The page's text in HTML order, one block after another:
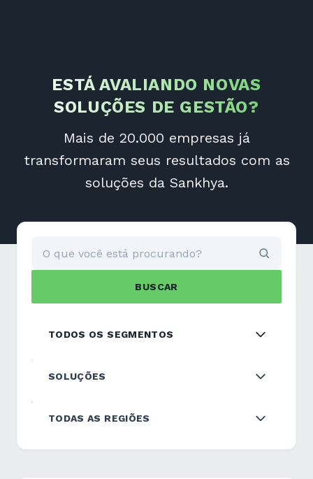
ESTÁ AVALIANDO NOVAS
SOLUÇÕES DE GESTÃO?
Mais de 20.000 empresas já
transformaram seus resultados com as
soluções da Sankhya.
BUSCAR